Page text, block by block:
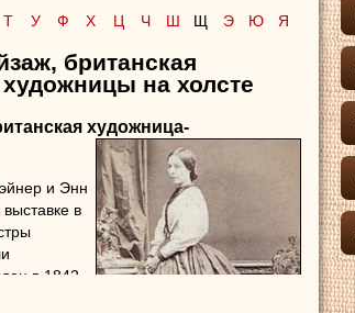
Т У Ф Х Ц Ч Ш Щ Э Ю Я
британская
на холсте
художница-
и Энн
в
в 1842